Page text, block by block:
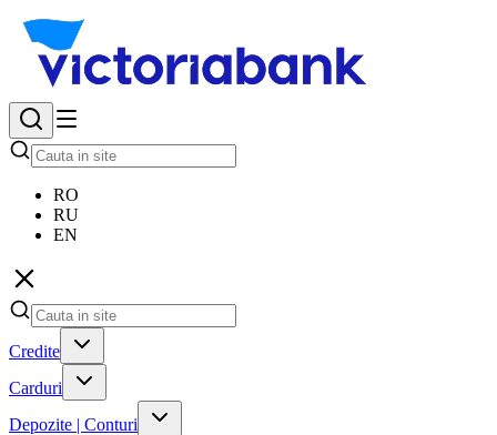
RO
RU
EN
Credite
Carduri
Depozite | Conturi